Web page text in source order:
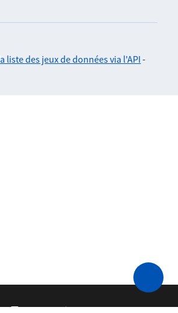
liste des jeux de données via l'API -